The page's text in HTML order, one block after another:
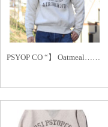
PSYOP CO “】 Oatmeal……